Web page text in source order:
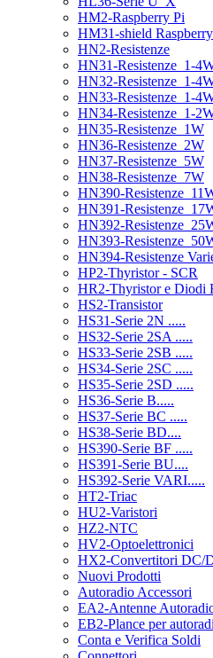
HM2-Raspberry Pi
HM31-shield
HN2-Resistenze
HN31-Resistenze_1-
HN32-Resistenze_1-
HN33-Resistenze_1-
HN34-Resistenze_1-
HN35-Resistenze_1W
HN36-Resistenze_2W
HN37-Resistenze_5W
HN38-Resistenze_7W
HN390-
HN391-
HN392-
HN393-
HN394-Resistenze
HP2-Thyristor - SCR
HR2-Thyristor e Diodi
HS2-Transistor
HS31-Serie 2N .....
HS32-Serie 2SA .....
HS33-Serie 2SB .....
HS34-Serie 2SC .....
HS35-Serie 2SD .....
HS36-Serie B.....
HS37-Serie BC .....
HS38-Serie BD....
HS390-Serie BF .....
HS391-Serie BU....
HS392-Serie VARI.....
HT2-Triac
HU2-Varistori
HZ2-NTC
HV2-Optoelettronici
HX2-Convertitori DC/
Nuovi Prodotti
Autoradio Accessori
EA2-Antenne
EB2-Plance per
Conta e Verifica Soldi